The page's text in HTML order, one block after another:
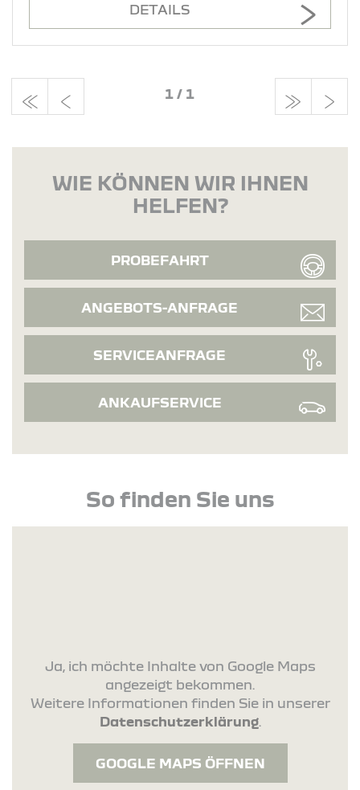
DETAILS
1 / 1
WIE KÖNNEN WIR IHNEN
HELFEN?
PROBEFAHRT
ANGEBOTS-ANFRAGE
SERVICEANFRAGE
ANKAUFSERVICE
So finden Sie uns
Ja, ich möchte Inhalte von Google Maps
angezeigt bekommen.
Weitere Informationen finden Sie in unserer
Datenschutzerklärung.
GOOGLE MAPS ÖFFNEN